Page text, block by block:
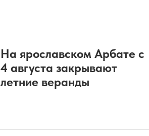
На ярославском Арбате с
4 августа закрывают
летние веранды